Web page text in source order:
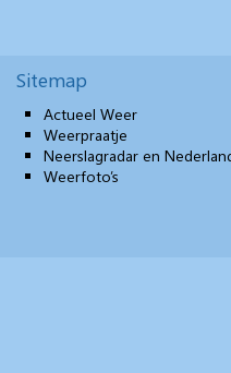
Sitemap
Actueel Weer
Weerpraatje
Neerslagradar en
Weerfoto’s